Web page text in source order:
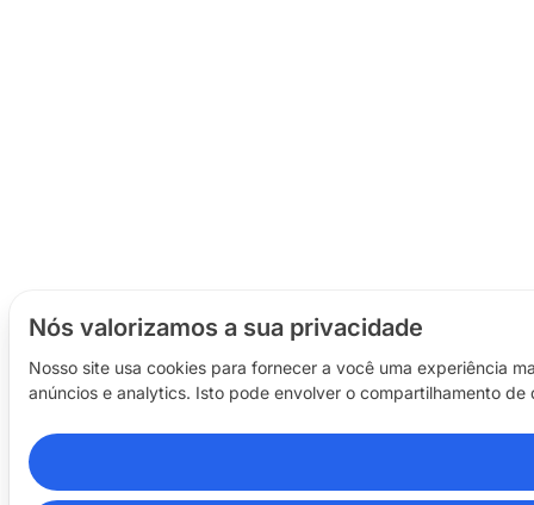
Nós valorizamos a sua privacidade
Nosso site usa cookies para fornecer a você uma experiência
anúncios e analytics. Isto pode envolver o compartilhamento